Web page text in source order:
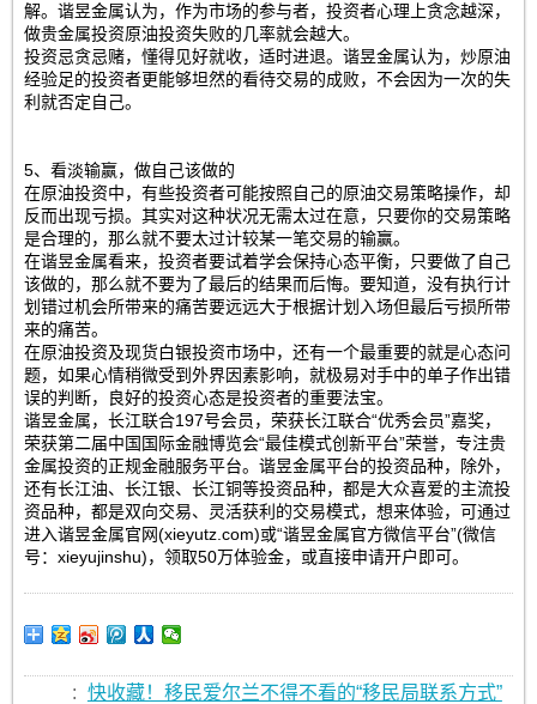
解。谐昱金属认为，作为市场的参与者，投资者心理上贪念越深，
做贵金属投资原油投资失败的几率就会越大。
投资忌贪忌赌，懂得见好就收，适时进退。谐昱金属认为，炒原油
经验足的投资者更能够坦然的看待交易的成败，不会因为一次的失
利就否定自己。
5、看淡输赢，做自己该做的
在原油投资中，有些投资者可能按照自己的原油交易策略操作，却
反而出现亏损。其实对这种状况无需太过在意，只要你的交易策略
是合理的，那么就不要太过计较某一笔交易的输赢。
在谐昱金属看来，投资者要试着学会保持心态平衡，只要做了自己
该做的，那么就不要为了最后的结果而后悔。要知道，没有执行计
划错过机会所带来的痛苦要远远大于根据计划入场但最后亏损所带
来的痛苦。
在原油投资及现货白银投资市场中，还有一个最重要的就是心态问
题，如果心情稍微受到外界因素影响，就极易对手中的单子作出错
误的判断，良好的投资心态是投资者的重要法宝。
谐昱金属，长江联合197号会员，荣获长江联合“优秀会员”嘉奖，
荣获第二届中国国际金融博览会“最佳模式创新平台”荣誉，专注贵
金属投资的正规金融服务平台。谐昱金属平台的投资品种，除外，
还有长江油、长江银、长江铜等投资品种，都是大众喜爱的主流投
资品种，都是双向交易、灵活获利的交易模式，想来体验，可通过
进入谐昱金属官网(xieyutz.com)或“谐昱金属官方微信平台”(微信
号：xieyujinshu)，领取50万体验金，或直接申请开户即可。
: 快收藏！移民爱尔兰不得不看的“移民局联系方式”